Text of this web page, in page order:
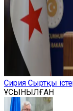
Сирия Сыртқы
ҰСЫНЫЛҒАН